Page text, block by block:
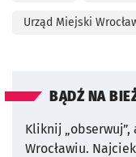
Urząd Miejski
BĄDŹ NA
Kliknij
Wrocławiu.